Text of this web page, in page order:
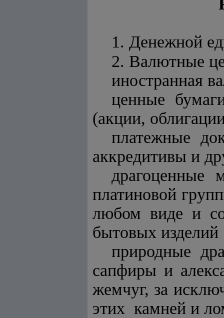
1. Денежной
2. Валютные
иностранная
ценные
(акции,
платежные
аккредитивы и
драгоценные
платиновой
любом виде и
бытовых изделий
природные
сапфиры и
жемчуг, за
этих камней и